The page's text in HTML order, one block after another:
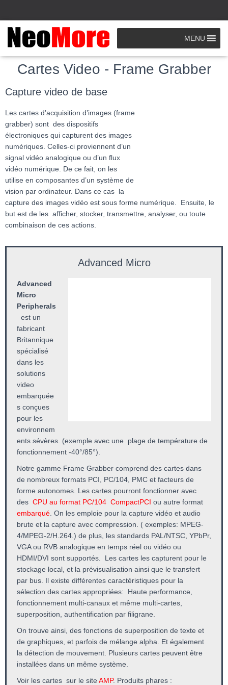
MENU
Accueil»Cartes Industrielles»Cartes Frame Grabber
Cartes Video - Frame Grabber
Capture video de base
Les cartes d’acquisition d’images (frame
grabber) sont des dispositifs
électroniques qui capturent des images
numériques. Celles-ci proviennent d’un
signal vidéo analogique ou d’un flux
vidéo numérique. De ce fait, on les
utilise en composantes d’un système de
vision par ordinateur. Dans ce cas la
capture des images vidéo est sous forme numérique. Ensuite, le
but est de les afficher, stocker, transmettre, analyser, ou toute
combinaison de ces actions.
Advanced Micro
Advanced
Micro
Peripherals
est un
fabricant
Britannique
spécialisé
dans les
solutions
video
embarquée
s conçues
pour les
environnem
ents sévères. (exemple avec une plage de température de
fonctionnement -40°/85°).
Notre gamme Frame Grabber comprend des cartes dans
de nombreux formats PCI, PC/104, PMC et facteurs de
forme autonomes. Les cartes pourront fonctionner avec
des CPU au format PC/104 CompactPCI ou autre format
embarqué . On les emploie pour la capture vidéo et audio
brute et la capture avec compression. ( exemples: MPEG-
4/MPEG-2/H.264.) de plus, les standards PAL/NTSC, YPbPr,
VGA ou RVB analogique en temps réel ou vidéo ou
HDMI/DVI sont supportés. Les cartes les capturent pour le
stockage local, et la prévisualisation ainsi que le transfert
par bus. Il existe différentes caractéristiques pour la
sélection des cartes appropriées: Haute performance,
fonctionnement multi-canaux et même multi-cartes,
superposition, authentification par filigrane.
On trouve ainsi, des fonctions de superposition de texte et
de graphiques, et parfois de mélange alpha. Et également
la détection de mouvement. Plusieurs cartes peuvent être
installées dans un même système.
Voir les cartes sur le site AMP. Produits phares :